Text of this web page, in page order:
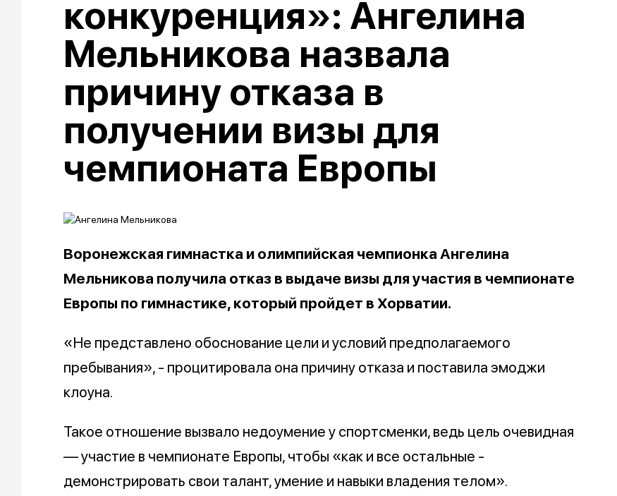
конкуренция»: Ангелина
Мельникова назвала
причину отказа в
получении визы для
чемпионата Европы
Воронежская гимнастка и олимпийская чемпионка Ангелина
Мельникова получила отказ в выдаче визы для участия в чемпионате
Европы по гимнастике, который пройдет в Хорватии.
«Не представлено обоснование цели и условий предполагаемого
пребывания», - процитировала она причину отказа и поставила эмоджи
клоуна.
Такое отношение вызвало недоумение у спортсменки, ведь цель очевидная
— участие в чемпионате Европы, чтобы «как и все остальные -
демонстрировать свои талант, умение и навыки владения телом».